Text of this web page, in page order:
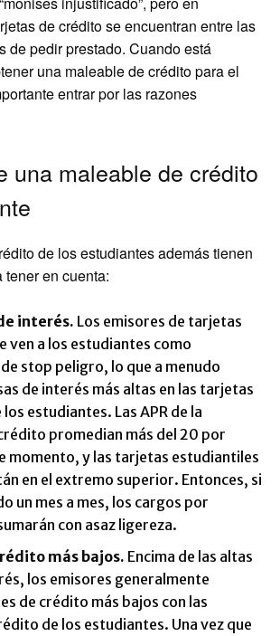
de crédito se encuentran entre las
de pedir prestado. Cuando está
una maleable de crédito para el
entrar por las razones
una maleable de crédito
de los estudiantes además tienen
en cuenta:
interés. Los emisores de tarjetas
ven a los estudiantes como
stop peligro, lo que a menudo
de interés más altas en las tarjetas
estudiantes. Las APR de la
promedian más del 20 por
momento, y las tarjetas estudiantiles
en el extremo superior. Entonces, si
un mes a mes, los cargos por
con asaz ligereza.
más bajos. Encima de las altas
los emisores generalmente
de crédito más bajos con las
de los estudiantes. Una vez que